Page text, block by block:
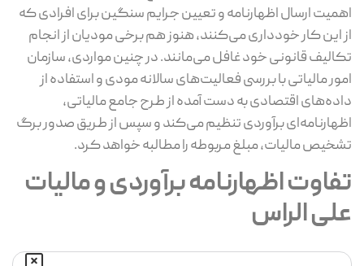
اهمیت ارسال اظهارنامه و تعیین جرایم سنگین برای افرادی که
از این کار خودداری می‌کنند، هنوز هم برخی مودیان از انجام
تکالیف قانونی خود غافل می‌مانند. در چنین مواردی، سازمان
امور مالیاتی با بررسی فعالیت‌های سالانه مودی و استفاده از
داده‌های اقتصادی به ‌دست ‌آمده از طرح جامع مالیاتی،
اظهارنامه‌ای برآوردی تنظیم می‌کند و سپس از طریق صدور برگ
تشخیص مالیات، مبلغ مربوطه را مطالبه خواهد کرد.
تفاوت اظهارنامه برآوردی و مالیات
علی الراس